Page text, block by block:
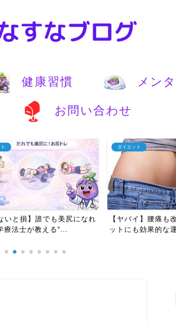
健康習慣 メン
お問い合わせ
いと損】誰でも美尻になれ
療法士が教える“...
ダイエット
【ヤバイ】腰痛も
ットにも効果的な